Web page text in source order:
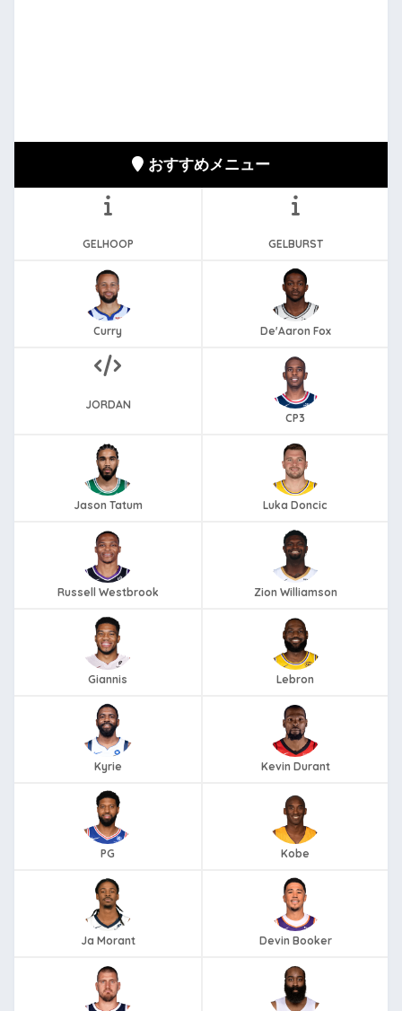
おすすめメニュー
GELHOOP GELBURST
Curry De'Aaron Fox
JORDAN
CP3
Jason Tatum Luka Doncic
Russell Westbrook Zion Williamson
Giannis Lebron
Kyrie Kevin Durant
PG Kobe
Ja Morant Devin Booker